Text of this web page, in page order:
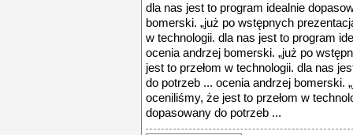
dla nas jest to program idealnie
bomerski. „już po wstępnych
w technologii. dla nas jest to program
ocenia andrzej bomerski. „już po
jest to przełom w technologii. dla nas
do potrzeb ... ocenia andrzej bomerski.
oceniliśmy, że jest to przełom w
dopasowany do potrzeb ...